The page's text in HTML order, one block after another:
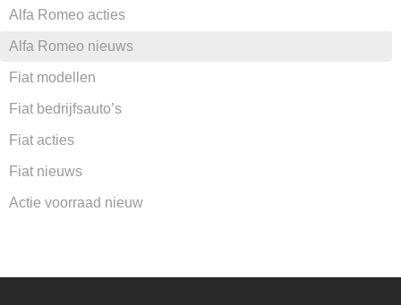
Alfa Romeo acties
Alfa Romeo nieuws
Fiat modellen
Fiat bedrijfsauto’s
Fiat acties
Fiat nieuws
Actie voorraad nieuw